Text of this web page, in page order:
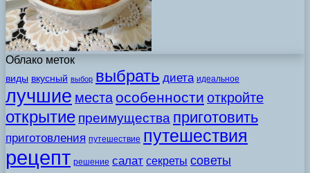
Облако меток
виды вкусный выбор выбрать диета идеальное
лучшие места особенности откройте
открытие преимущества приготовить
приготовления путешествие путешествия
рецепт решение салат секреты советы